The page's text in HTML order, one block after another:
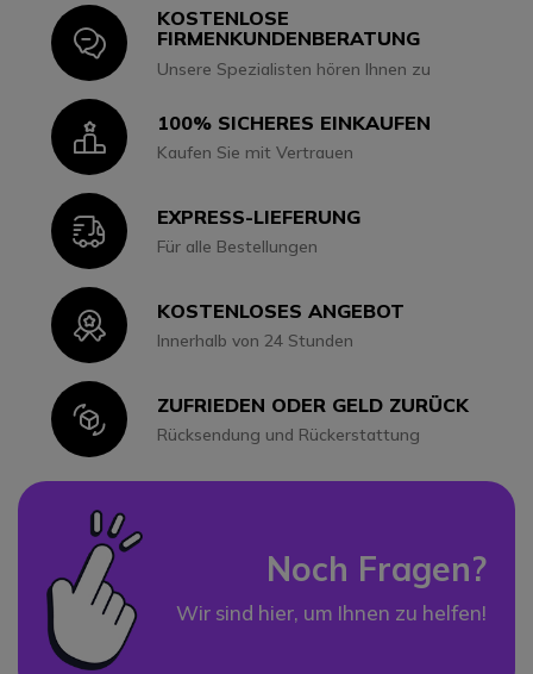
Icon
KOSTENLOSE
FIRMENKUNDENBERATUNG
Unsere Spezialisten hören Ihnen zu
Icon100% SICHERES EINKAUFEN
Kaufen Sie mit Vertrauen
IconEXPRESS-LIEFERUNG
Für alle Bestellungen
IconKOSTENLOSES ANGEBOT
Innerhalb von 24 Stunden
IconZUFRIEDEN ODER GELD ZURÜCK
Rücksendung und Rückerstattung
Noch Fragen?
Wir sind hier, um Ihnen zu helfen!